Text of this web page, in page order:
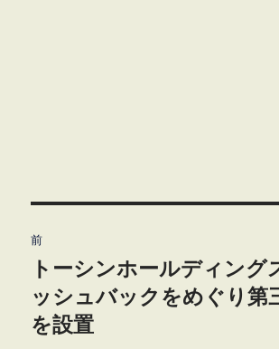
稿
ナ
ビ
前
前
の
投
トーシンホールディン
ッシュバックをめぐり第
を設置